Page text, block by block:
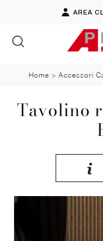
AREA
Home > Accessori
Tavolino